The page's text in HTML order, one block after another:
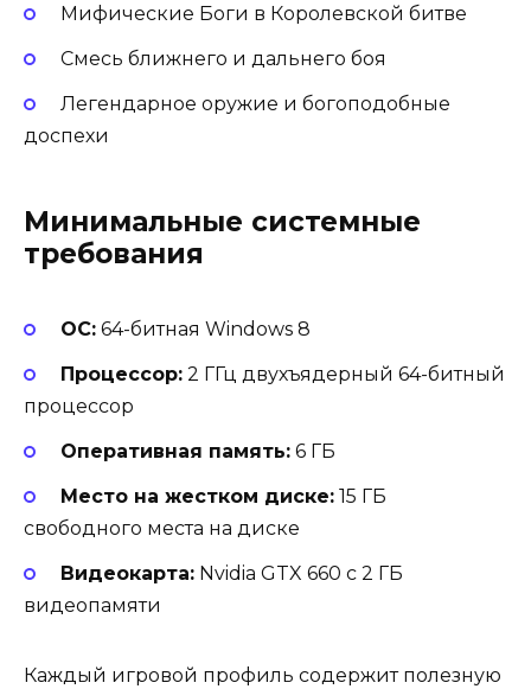
Мифические Боги в Королевской битве
Смесь ближнего и дальнего боя
Легендарное оружие и богоподобные
доспехи
Минимальные системные
требования
ОС:64-битная Windows 8
Процессор:2 ГГц двухъядерный 64-битный
процессор
Оперативная память:6 ГБ
Место на жестком диске:15 ГБ
свободного места на диске
Видеокарта:Nvidia GTX 660 с 2 ГБ
видеопамяти
Каждый игровой профиль содержит полезную